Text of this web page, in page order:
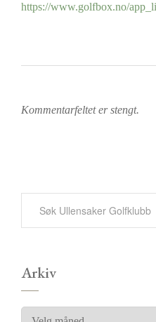
https://www.golfbox.no/
Kommentarfeltet er stengt.
Arkiv